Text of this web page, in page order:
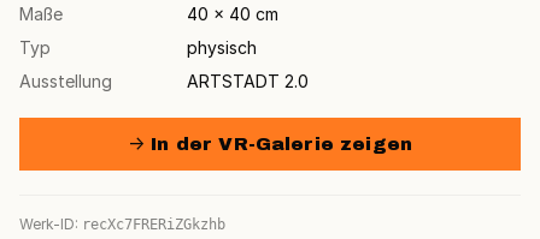
Maße
40 × 40 cm
Typ
physisch
Ausstellung
ARTSTADT 2.0
→ In der VR-Galerie zeigen
Werk-ID: recXc7FRERiZGkzhb